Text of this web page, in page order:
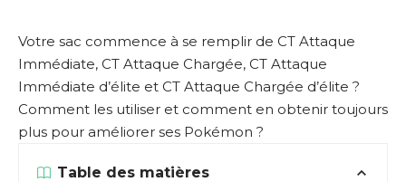
Votre sac commence à se remplir de CT Attaque
Immédiate, CT Attaque Chargée, CT Attaque
Immédiate d’élite et CT Attaque Chargée d’élite ?
Comment les utiliser et comment en obtenir toujours
plus pour améliorer ses Pokémon ?
Table des matières